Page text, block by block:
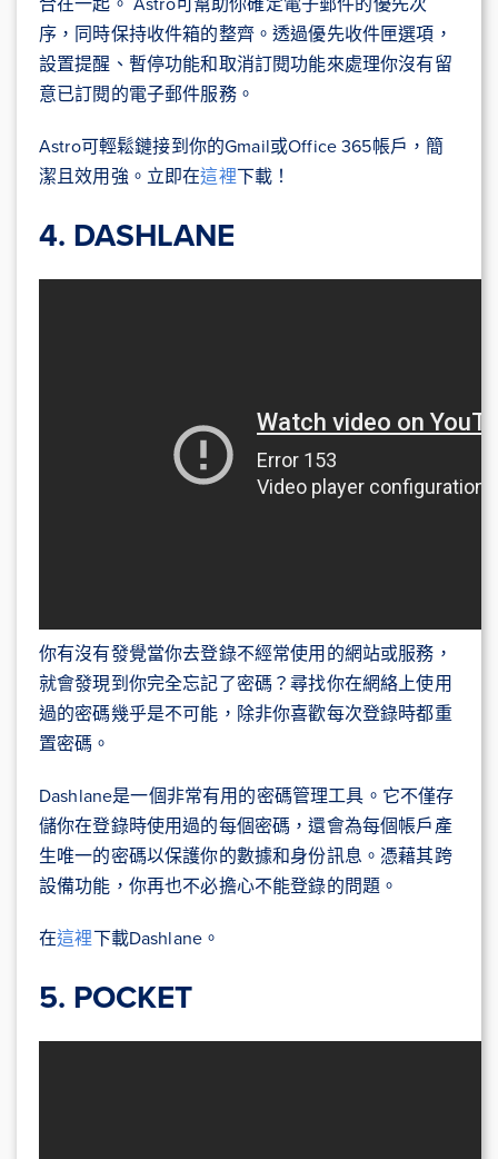
序，同時保持收件箱的整齊。透過優先收件匣選項，
設置提醒、暫停功能和取消訂閱功能來處理你沒有留
意已訂閱的電子郵件服務。
Astro可輕鬆鏈接到你的Gmail或Office 365帳戶，簡
潔且效用強。立即在這裡下載！
4. DASHLANE
你有沒有發覺當你去登錄不經常使用的網站或服務，
就會發現到你完全忘記了密碼？尋找你在網絡上使用
過的密碼幾乎是不可能，除非你喜歡每次登錄時都重
置密碼。
Dashlane是一個非常有用的密碼管理工具。它不僅存
儲你在登錄時使用過的每個密碼，還會為每個帳戶產
生唯一的密碼以保護你的數據和身份訊息。憑藉其跨
設備功能，你再也不必擔心不能登錄的問題。
在這裡下載Dashlane。
5. POCKET